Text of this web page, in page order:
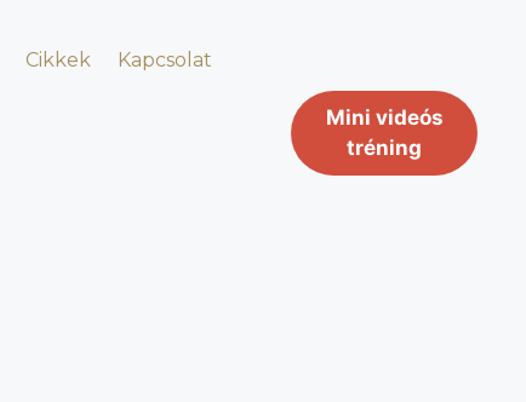
Cikkek Kapcsolat
Mini videós
tréning